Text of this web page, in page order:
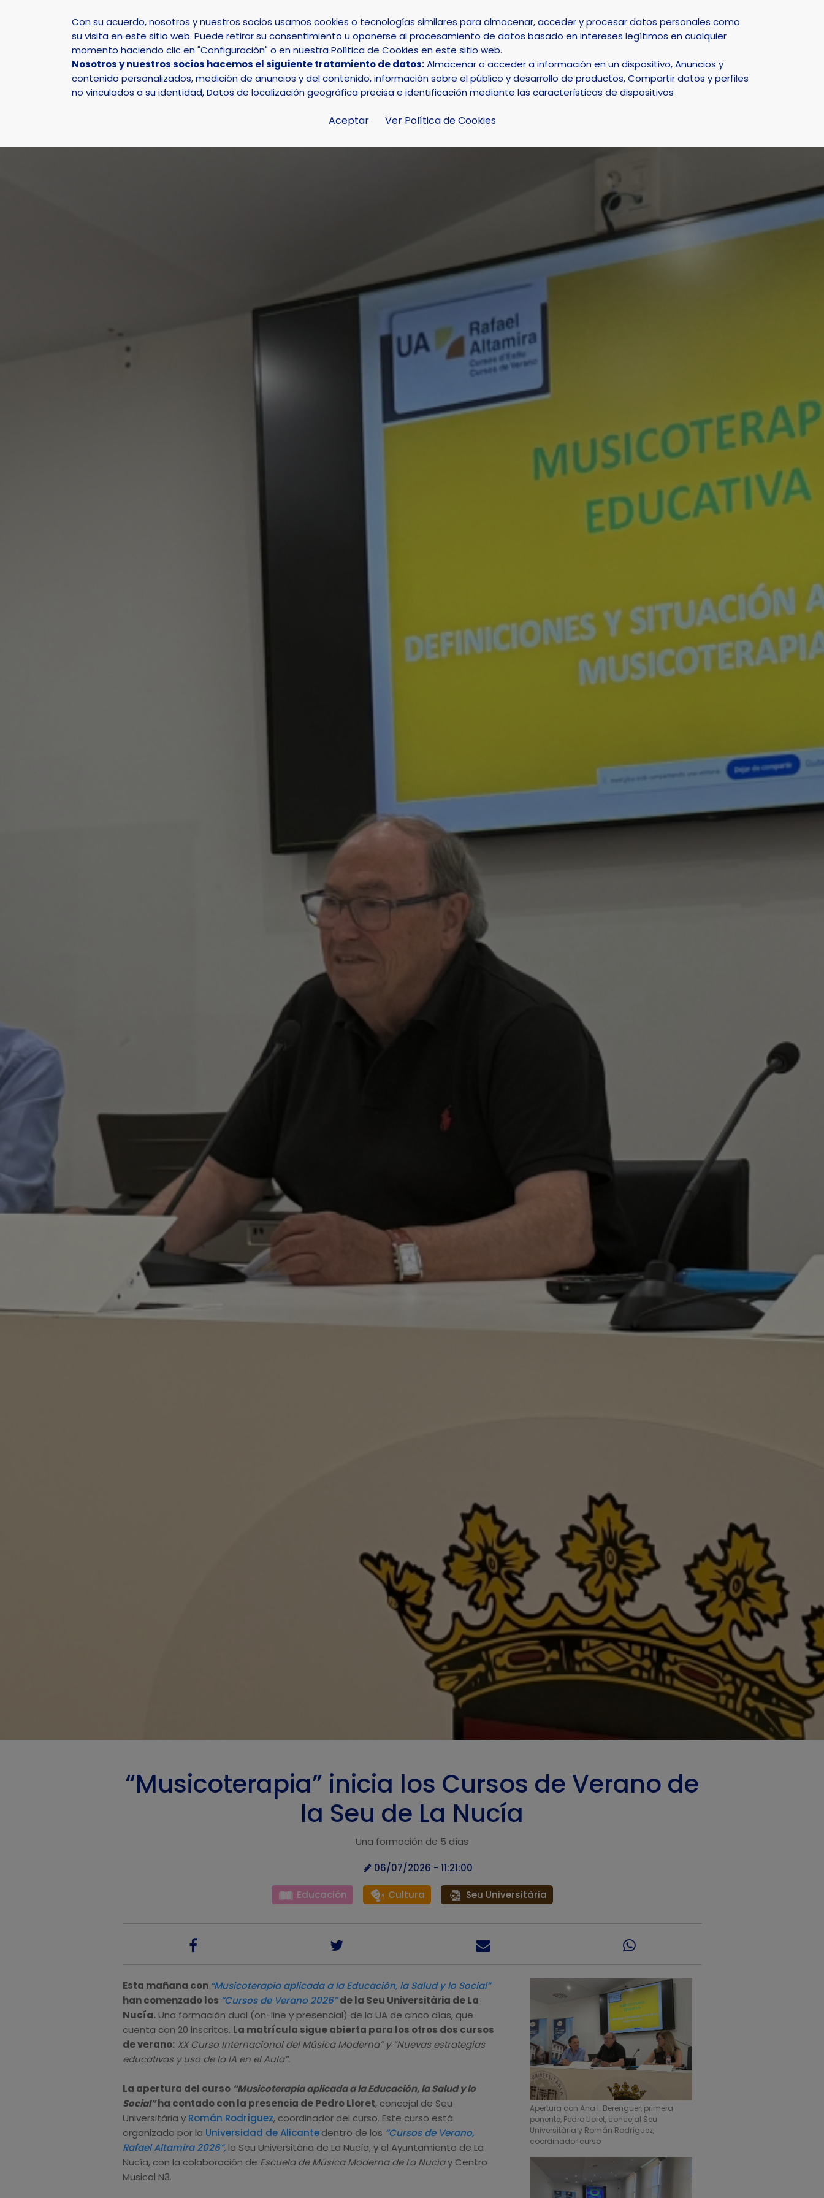
Select Language
INICIO AYUNTAMIENTO LA NUCÍA DEPORTE NATURALEZA SMART CITY
Con su acuerdo, nosotros y nuestros socios usamos cookies o tecnologías similares para almacenar, acceder y procesar datos personales como
su visita en este sitio web. Puede retirar su consentimiento u oponerse al procesamiento de datos basado en intereses legítimos en cualquier
momento haciendo clic en "Configuración" o en nuestra Política de Cookies en este sitio web.
Nosotros y nuestros socios hacemos el siguiente tratamiento de datos:Almacenar o acceder a información en un dispositivo, Anuncios y
contenido personalizados, medición de anuncios y del contenido, información sobre el público y desarrollo de productos, Compartir datos y perfiles
no vinculados a su identidad, Datos de localización geográfica precisa e identificación mediante las características de dispositivos
Aceptar Ver Política de Cookies
Actualidad Noticias Noticia - “Musicoterapia” inicia los Cursos de Verano de la Seu de La Nucía
“Musicoterapia” inicia los Cursos de Verano de
la Seu de La Nucía
Una formación de 5 días
06/07/2026 - 11:21:00
Educación Cultura Seu Universitària
Esta mañana con “Musicoterapia aplicada a la Educación, la Salud y lo Social”
han comenzado los “Cursos de Verano 2026”de la Seu Universitària de La
Nucía.Una formación dual (on-line y presencial) de la UA de cinco días, que
cuenta con 20 inscritos. La matrícula sigue abierta para los otros dos cursos
de verano: XX Curso Internacional del Música Moderna” y “Nuevas estrategias
educativas y uso de la IA en el Aula”.
La apertura del curso“Musicoterapia aplicada a la Educación, la Salud y lo
Social”ha contado con la presencia de Pedro Lloret, concejal de Seu
Universitària y Román Rodríguez, coordinador del curso. Este curso está
organizado por la Universidad de Alicante dentro de los “Cursos de Verano,
Rafael Altamira 2026”,la Seu Universitària de La Nucía, y el Ayuntamiento de La
Nucía, con la colaboración de Escuela de Música Moderna de La Nucíay Centro
Musical N3.
Apertura con Ana I. Berenguer, primera
ponente, Pedro Lloret, concejal Seu
Universitària y Román Rodríguez,
coordinador curso